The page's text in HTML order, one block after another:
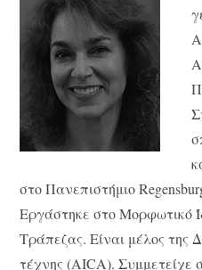
στο Πανεπιστήμιο
Εργάστηκε στο Μορφωτικό
Τράπεζας. Είναι μέλος της
τέχνης (AICA). Συμμετείχε